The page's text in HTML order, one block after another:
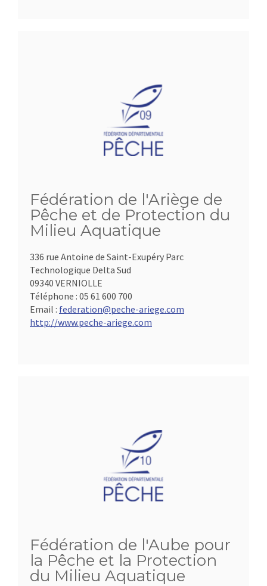
Fédération de l'Ariège de
Pêche et de Protection du
Milieu Aquatique
336 rue Antoine de Saint-Exupéry Parc
Technologique Delta Sud
09340 VERNIOLLE
Téléphone : 05 61 600 700
Email : federation@peche-ariege.com
http://www.peche-ariege.com
Fédération de l'Aube pour
la Pêche et la Protection
du Milieu Aquatique